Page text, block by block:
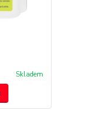
Skladem